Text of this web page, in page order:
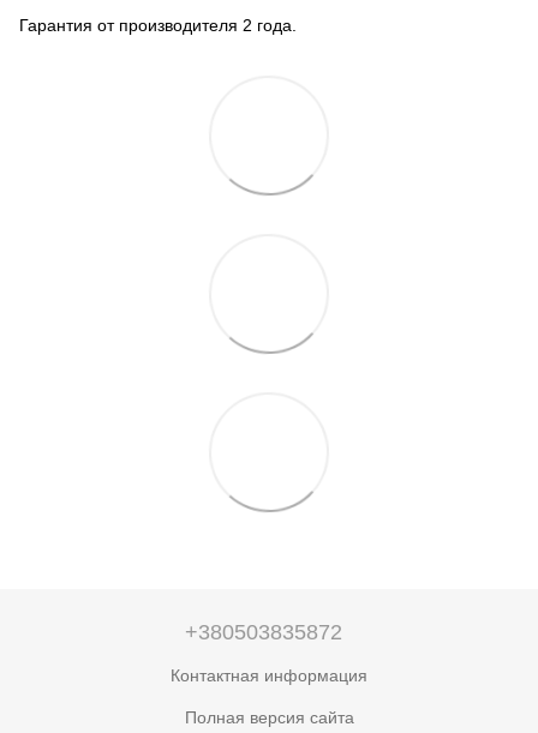
Гарантия от производителя 2 года.
+380503835872
Контактная информация
Полная версия сайта